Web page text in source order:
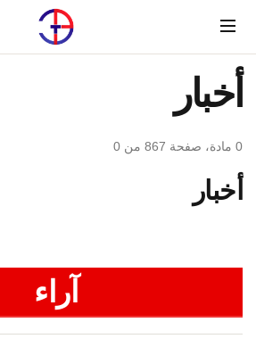
Menu
أخبار
0 مادة، صفحة 867 من 0
أخبار
آراء